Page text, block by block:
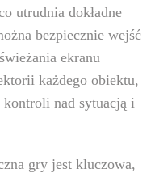
utrudnia dokładne
bezpiecznie wejść
ekranu
każdego obiektu,
kontroli nad sytuacją i
gry jest kluczowa,